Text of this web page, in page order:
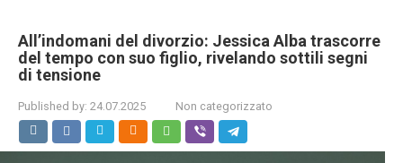
All’indomani del divorzio: Jessica Alba trascorre
del tempo con suo figlio, rivelando sottili segni
di tensione
Published by: 24.07.2025 Non categorizzato